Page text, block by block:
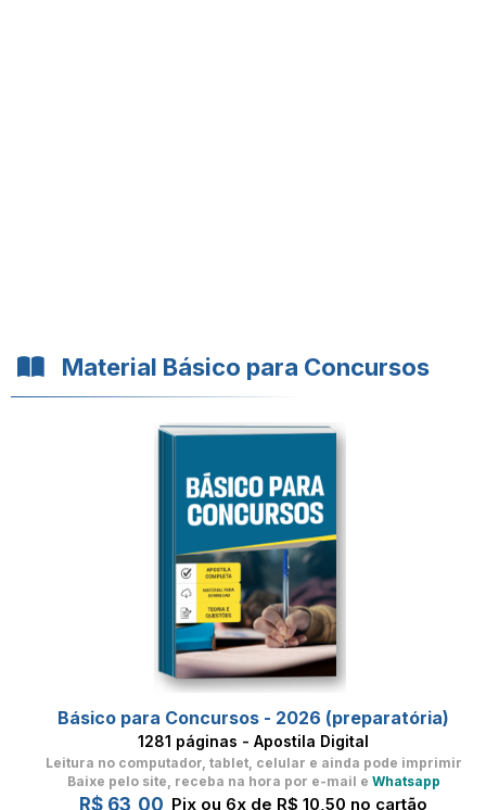
Material Básico para Concursos
Básico para Concursos - 2026 (preparatória)
1281 páginas - Apostila Digital
Leitura no computador, tablet, celular e ainda pode imprimir
Baixe pelo site, receba na hora por e-mail e Whatsapp
R$ 63,00 Pix ou 6x de R$ 10,50 no cartão